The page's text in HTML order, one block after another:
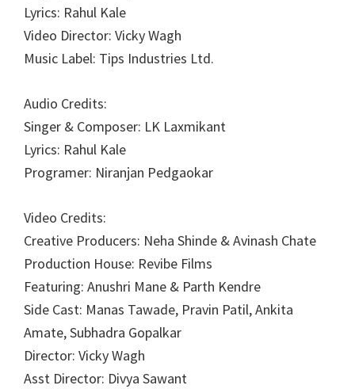
Lyrics: Rahul Kale
Video Director: Vicky Wagh
Music Label: Tips Industries Ltd.
Audio Credits:
Singer & Composer: LK Laxmikant
Lyrics: Rahul Kale
Programer: Niranjan Pedgaokar
Video Credits:
Creative Producers: Neha Shinde & Avinash Chate
Production House: Revibe Films
Featuring: Anushri Mane & Parth Kendre
Side Cast: Manas Tawade, Pravin Patil, Ankita
Amate, Subhadra Gopalkar
Director: Vicky Wagh
Asst Director: Divya Sawant